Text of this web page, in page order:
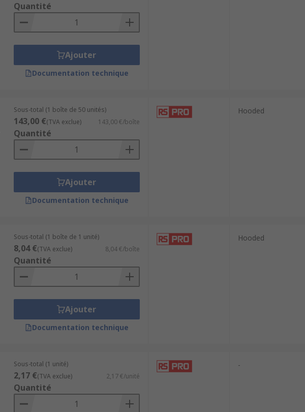
Quantité
Ajouter
Documentation technique
Sous-total (1 boîte de 50 unités)
143,00 €(TVA exclue) 143,00 €/boîte
Quantité
Ajouter
Documentation technique
Hooded
Sous-total (1 boîte de 1 unité)
8,04 €(TVA exclue) 8,04 €/boîte
Quantité
Ajouter
Documentation technique
Hooded
Sous-total (1 unité)
2,17 €(TVA exclue) 2,17 €/unité
Quantité
-